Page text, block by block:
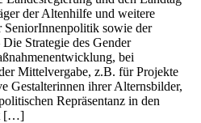
der Altenhilfe und weitere
SeniorInnenpolitik sowie der
Strategie des Gender
bei
Mittelvergabe, z.B. für Projekte
Gestalterinnen ihrer Alternsbilder,
Repräsentanz in den
[…]